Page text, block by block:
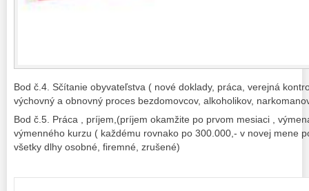
Bod č.4. Sčítanie obyvateľstva ( nové doklady, práca, verejná
výchovný a obnovný proces bezdomovcov, alkoholikov,
Bod č.5. Práca , príjem,(príjem okamžite po prvom mesiaci ,
výmenného kurzu ( každému rovnako po 300.000,- v novej mene
všetky dlhy osobné, firemné, zrušené)